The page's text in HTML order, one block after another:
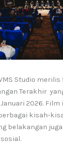
Studio
Terakhir
2026.
kisah-
belakangan